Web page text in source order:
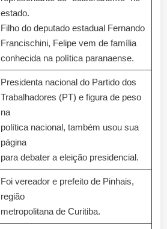
estado.
Filho do deputado estadual Fernando
Francischini, Felipe vem de família
conhecida na política paranaense.
Presidenta nacional do Partido dos
Trabalhadores (PT) e figura de peso
na
política nacional, também usou sua
página
para debater a eleição presidencial.
Foi vereador e prefeito de Pinhais,
região
metropolitana de Curitiba.